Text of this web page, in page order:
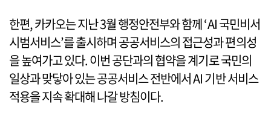
한편, 카카오는 지난 3월 행정안전부와 함께 ‘AI 국민비서
시범서비스’를 출시하며 공공서비스의 접근성과 편의성
을 높여가고 있다. 이번 공단과의 협약을 계기로 국민의
일상과 맞닿아 있는 공공서비스 전반에서 AI 기반 서비스
적용을 지속 확대해 나갈 방침이다.